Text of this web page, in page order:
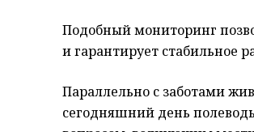
Подобный мониторинг
и гарантирует стабильное
Параллельно с заботами
сегодняшний день